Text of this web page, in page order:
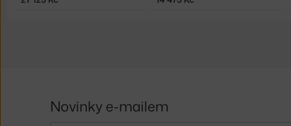
Novinky e-mailem